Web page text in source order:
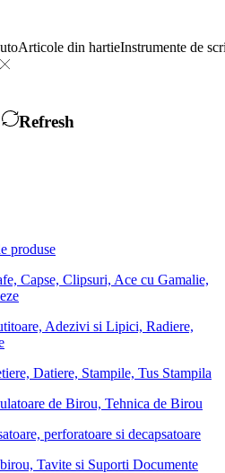
Articole din hartieInstrumente de
Refresh
produse
Capse, Clipsuri, Ace cu Gamalie,
Adezivi si Lipici, Radiere,
Datiere, Stampile, Tus Stampila
de Birou, Tehnica de Birou
perforatoare si decapsatoare
Tavite si Suporti Documente